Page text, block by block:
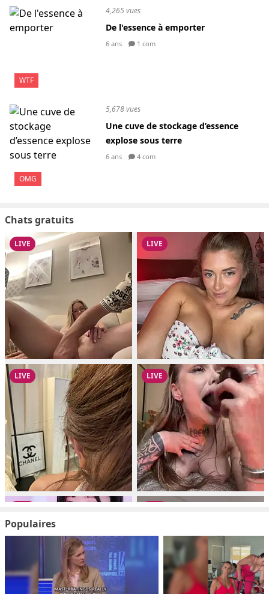
WTF
4,265 vues
De l'essence à emporter
6 ans 1 com
OMG
5,678 vues
Une cuve de stockage d’essence
explose sous terre
6 ans 4 com
Chats gratuits
Populaires